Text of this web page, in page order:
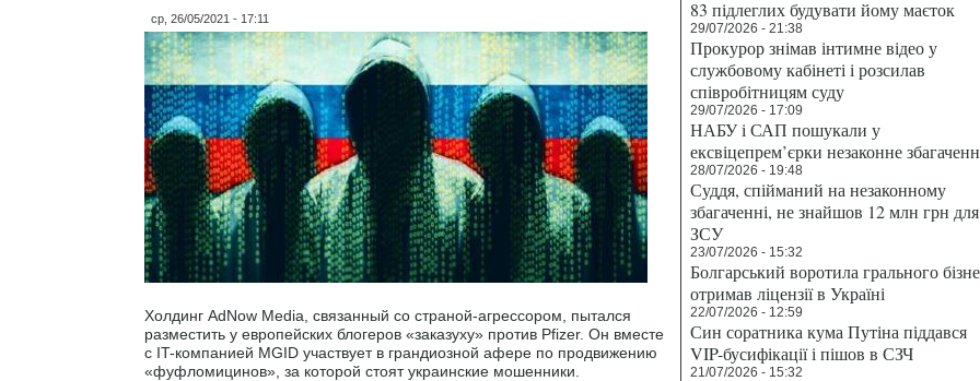
ср, 26/05/2021 - 17:11
Холдинг AdNow Media, связанный со страной-агрессором, пытался
разместить у европейских блогеров «заказуху» против Pfizer. Он вместе
с IT-компанией MGID участвует в грандиозной афере по продвижению
«фуфломицинов», за которой стоят украинские мошенники.
83 підлеглих будувати йому маєток
29/07/2026 - 21:38
Прокурор знімав інтимне відео у
службовому кабінеті і розсилав
співробітницям суду
29/07/2026 - 17:09
НАБУ і САП пошукали у
ексвіцепрем’єрки незаконне
28/07/2026 - 19:48
Суддя, спійманий на незаконному
збагаченні, не знайшов 12 млн грн для
ЗСУ
23/07/2026 - 15:32
Болгарський воротила грального
отримав ліцензії в Україні
22/07/2026 - 12:59
Син соратника кума Путіна піддався
VIP-бусифікації і пішов в СЗЧ
21/07/2026 - 15:32